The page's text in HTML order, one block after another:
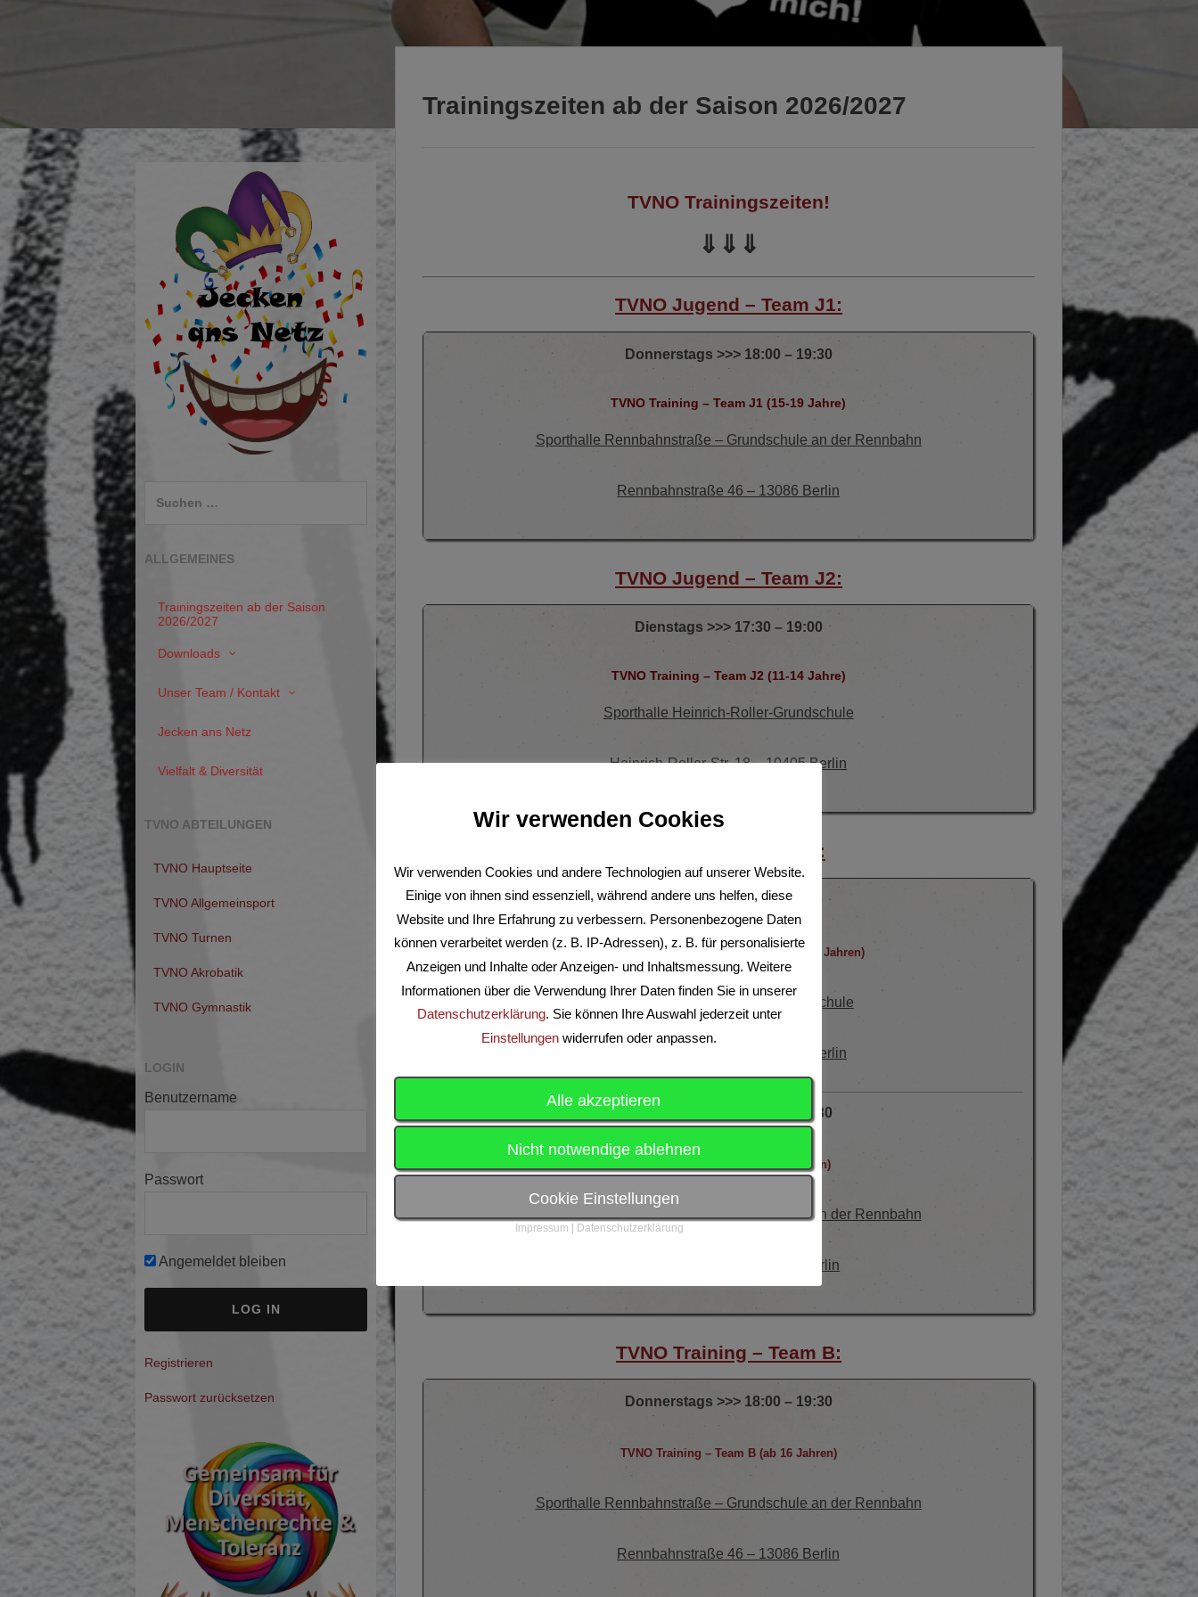
Trainingszeiten ab der Saison 2026/2027
TVNO Trainingszeiten!
⇓⇓⇓
TVNO Jugend – Team J1:
Donnerstags >>> 18:00 – 19:30
TVNO Training – Team J1 (15-19 Jahre)
Sporthalle Rennbahnstraße – Grundschule an der Rennbahn
Rennbahnstraße 46 – 13086 Berlin
TVNO Jugend – Team J2:
Dienstags >>> 17:30 – 19:00
TVNO Training – Team J2 (11-14 Jahre)
Sporthalle Heinrich-Roller-Grundschule
Heinrich-Roller-Str. 18 – 10405 Berlin
Freies Spielen:
Dienstags >>> 19:00 – 21:30
Freies Spielen für Fortgeschrittene (ab 16 Jahren)
Sporthalle Heinrich-Roller-Grundschule
Heinrich-Roller-Str. 18 – 10405 Berlin
Donnerstags >>> 19:30 – 21:30
Freies Spielen für Alle (ab 16 Jahren)
Sporthalle Rennbahnstraße – Grundschule an der Rennbahn
Rennbahnstraße 46 – 13086 Berlin
TVNO Training – Team B:
Donnerstags >>> 18:00 – 19:30
TVNO Training – Team B (ab 16 Jahren)
Sporthalle Rennbahnstraße – Grundschule an der Rennbahn
Rennbahnstraße 46 – 13086 Berlin
ALLGEMEINES
Trainingszeiten ab der Saison
2026/2027
Downloads
Unser Team / Kontakt
Jecken ans Netz
Vielfalt & Diversität
TVNO ABTEILUNGEN
TVNO Hauptseite
TVNO Allgemeinsport
TVNO Turnen
TVNO Akrobatik
TVNO Gymnastik
LOGIN
Benutzername
Passwort
Angemeldet bleiben
A
t
Registrieren
Passwort zurücksetzen
Wir verwenden Cookies
Wir verwenden Cookies und andere Technologien auf unserer Website.
Einige von ihnen sind essenziell, während andere uns helfen, diese
Website und Ihre Erfahrung zu verbessern. Personenbezogene Daten
können verarbeitet werden (z. B. IP-Adressen), z. B. für personalisierte
Anzeigen und Inhalte oder Anzeigen- und Inhaltsmessung. Weitere
Informationen über die Verwendung Ihrer Daten finden Sie in unserer
Datenschutzerklärung. Sie können Ihre Auswahl jederzeit unter
Einstellungen widerrufen oder anpassen.
Alle akzeptieren
Nicht notwendige ablehnen
Cookie Einstellungen
Impressum Datenschutzerklärung